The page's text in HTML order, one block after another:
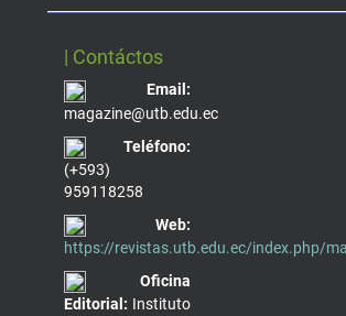
| Contáctos
Email:
magazine@utb.edu.ec
Teléfono:
(+593)
959118258
Web:
https://revistas.utb.edu.ec/index.php/
Oficina
Editorial: Instituto